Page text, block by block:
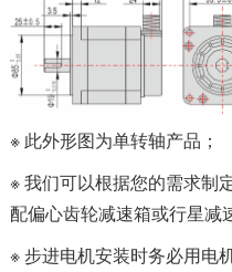
※ 此外形图为单转轴产品；
※ 我们可以根据您的需求制
配偏心齿轮减速箱或行星减
※ 步进电机安装时务必用电